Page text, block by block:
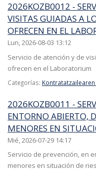
2026KOZB0012 -
VISITAS GUIADAS A
OFRECEN EN EL
Lun, 2026-08-03 13:12
Servicio de atención y de
ofrecen en el Laboratorium
Categorías:
2026KOZB0011 -
ENTORNO ABIERTO,
MENORES EN
Mié, 2026-07-29 14:17
Servicio de prevención, en
menores en situación de